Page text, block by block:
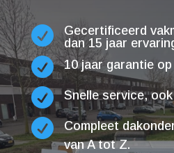

Gecertificeerd
dan 15 jaar
 10 jaar garantie
 Snelle service,

Compleet
van A tot Z.